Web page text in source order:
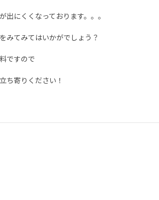
出にくくなっております。。。
みてみてはいかがでしょう？
ですので
ち寄りください！